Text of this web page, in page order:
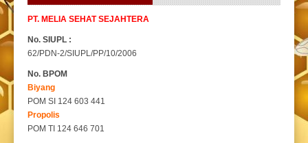
PT. MELIA SEHAT SEJAHTERA
No. SIUPL :
62/PDN-2/SIUPL/PP/10/2006
No. BPOM
Biyang
POM SI 124 603 441
Propolis
POM TI 124 646 701